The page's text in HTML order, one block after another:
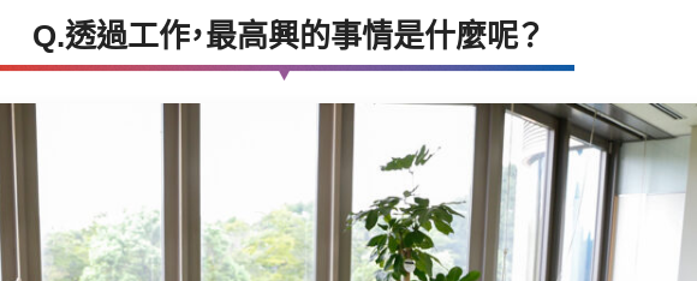
Q.透過工作，最高興的事情是什麼呢？